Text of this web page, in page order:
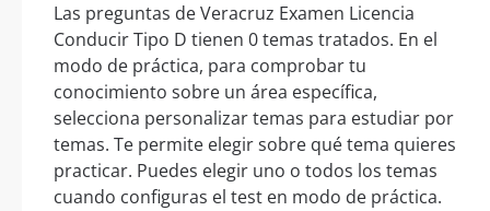
Las preguntas de Veracruz Examen Licencia
Conducir Tipo D tienen 0 temas tratados. En el
modo de práctica, para comprobar tu
conocimiento sobre un área específica,
selecciona personalizar temas para estudiar por
temas. Te permite elegir sobre qué tema quieres
practicar. Puedes elegir uno o todos los temas
cuando configuras el test en modo de práctica.